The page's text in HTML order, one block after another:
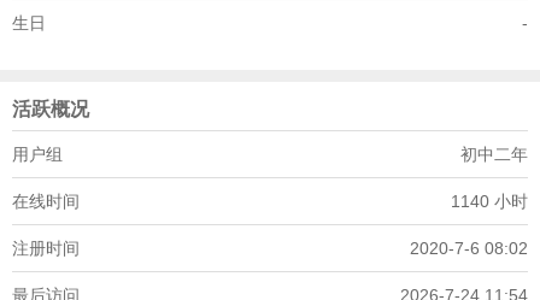
生日 -
活跃概况
用户组 初中二年
在线时间 1140 小时
注册时间 2020-7-6 08:02
最后访问 2026-7-24 11:54